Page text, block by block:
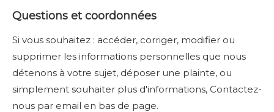
Questions et coordonnées
Si vous souhaitez : accéder, corriger, modifier ou
supprimer les informations personnelles que nous
détenons à votre sujet, déposer une plainte, ou
simplement souhaiter plus d'informations, Contactez-
nous par email en bas de page.